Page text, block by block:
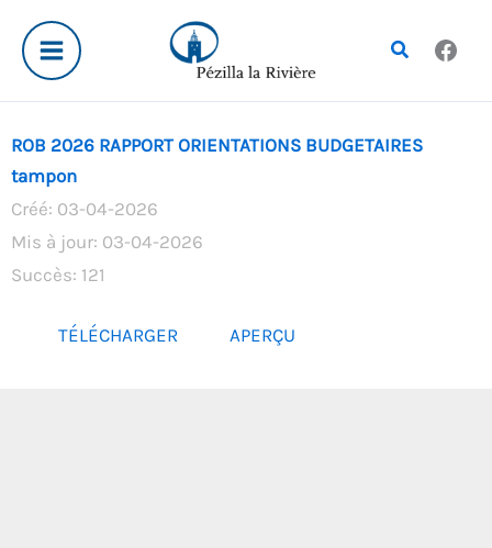
contenu
Rechercher
ROB 2026 RAPPORT ORIENTATIONS BUDGETAIRES
tampon
Créé: 03-04-2026
Mis à jour: 03-04-2026
Succès: 121
TÉLÉCHARGER APERÇU